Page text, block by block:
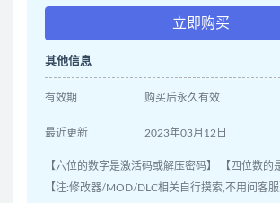
立即购买
其他信息
有效期 购买后永久有效
最近更新 2023年03月12日
【六位的数字是激活码或解压密码】 【四位数的
【注:修改器/MOD/DLC相关自行摸索,不用问客服